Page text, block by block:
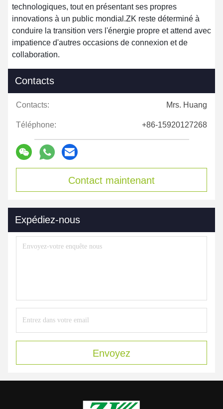
technologiques, tout en présentant ses propres
innovations à un public mondial.ZK reste déterminé à
conduire la transition vers l'énergie propre et attend avec
impatience d'autres occasions de connexion et de
collaboration.
Contacts
Contacts: Mrs. Huang
Téléphone: +86-15920127268
Contact maintenant
Expédiez-nous
Envoyez